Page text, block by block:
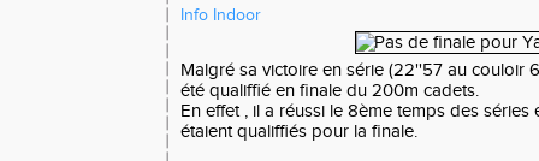
Info Indoor
Malgré sa victoire en série (22''57 au couloir
été qualiffié en finale du 200m cadets.
En effet , il a réussi le 8ème temps des séries
étaient qualiffiés pour la finale.